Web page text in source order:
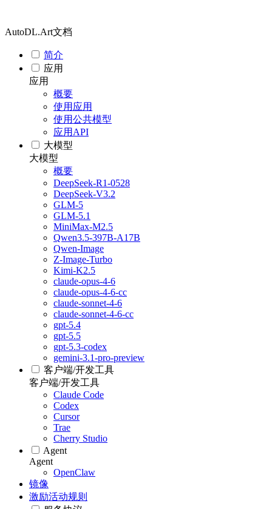
AutoDL.Art文档
简介
应用
应用
概要
使用应用
使用公共模型
应用API
大模型
大模型
概要
DeepSeek-R1-0528
DeepSeek-V3.2
GLM-5
GLM-5.1
MiniMax-M2.5
Qwen3.5-397B-A17B
Qwen-Image
Z-Image-Turbo
Kimi-K2.5
claude-opus-4-6
claude-opus-4-6-cc
claude-sonnet-4-6
claude-sonnet-4-6-cc
gpt-5.4
gpt-5.5
gpt-5.3-codex
gemini-3.1-pro-preview
客户端/开发工具
客户端/开发工具
Claude Code
Codex
Cursor
Trae
Cherry Studio
Agent
Agent
OpenClaw
镜像
激励活动规则